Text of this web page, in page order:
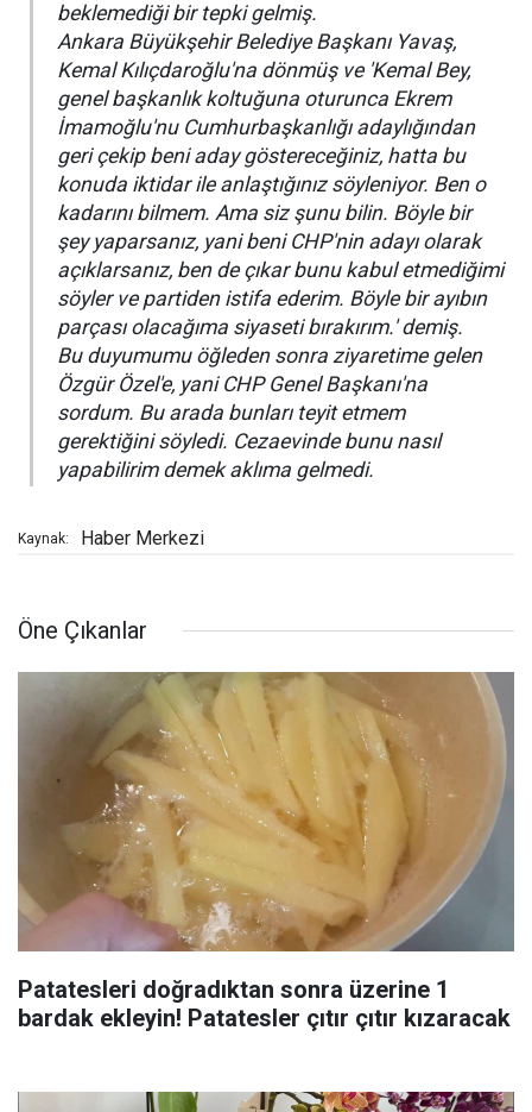
beklemediği bir tepki gelmiş.
Ankara Büyükşehir Belediye Başkanı Yavaş,
Kemal Kılıçdaroğlu'na dönmüş ve 'Kemal Bey,
genel başkanlık koltuğuna oturunca Ekrem
İmamoğlu'nu Cumhurbaşkanlığı adaylığından
geri çekip beni aday göstereceğiniz, hatta bu
konuda iktidar ile anlaştığınız söyleniyor. Ben o
kadarını bilmem. Ama siz şunu bilin. Böyle bir
şey yaparsanız, yani beni CHP'nin adayı olarak
açıklarsanız, ben de çıkar bunu kabul etmediğimi
söyler ve partiden istifa ederim. Böyle bir ayıbın
parçası olacağıma siyaseti bırakırım.' demiş.
Bu duyumumu öğleden sonra ziyaretime gelen
Özgür Özel'e, yani CHP Genel Başkanı'na
sordum. Bu arada bunları teyit etmem
gerektiğini söyledi. Cezaevinde bunu nasıl
yapabilirim demek aklıma gelmedi.
Kaynak: Haber Merkezi
Öne Çıkanlar
Patatesleri doğradıktan sonra üzerine 1
bardak ekleyin! Patatesler çıtır çıtır kızaracak